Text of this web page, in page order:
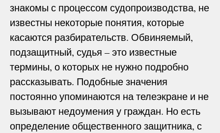
знакомы с процессом судопроизводства, не
известны некоторые понятия, которые
касаются разбирательств. Обвиняемый,
подзащитный, судья – это известные
термины, о которых не нужно подробно
рассказывать. Подобные значения
постоянно упоминаются на телеэкране и не
вызывают недоумения у граждан. Но есть
определение общественного защитника, с